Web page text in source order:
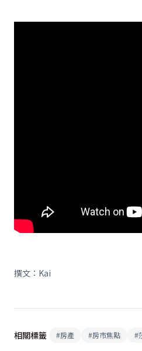
撰文：Kai
相關標籤 #房產 #房市焦點 #